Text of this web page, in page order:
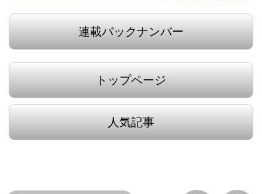
連載バックナンバー
トップページ
人気記事